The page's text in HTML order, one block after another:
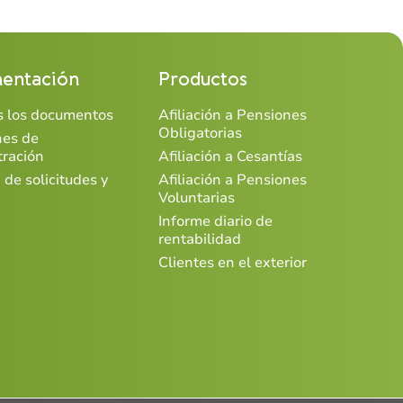
los documentos
de
de solicitudes y
Productos
Afiliación a Pensiones
Obligatorias
Afiliación a Cesantías
Afiliación a Pensiones
Voluntarias
Informe diario de
rentabilidad
Clientes en el exterior